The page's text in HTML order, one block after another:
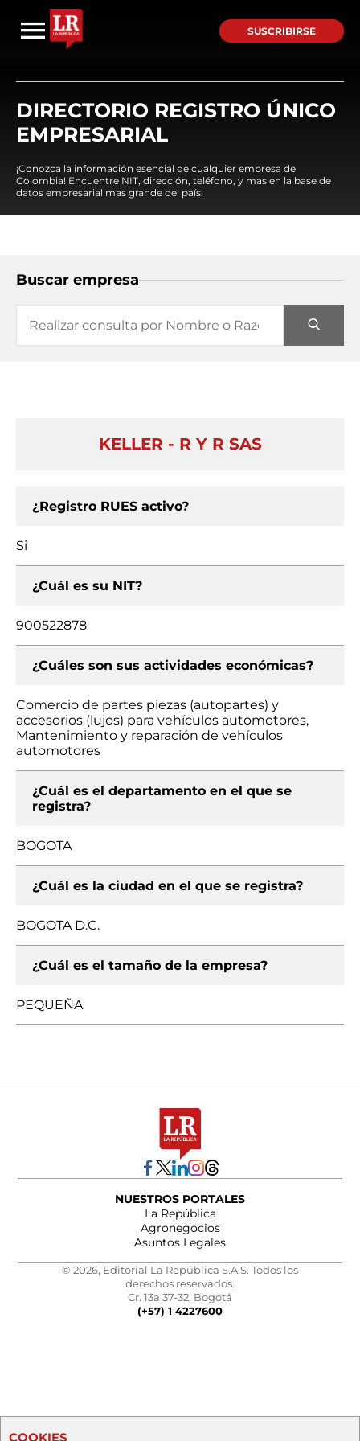
SUSCRIBIRSE
DIRECTORIO REGISTRO ÚNICO
EMPRESARIAL
¡Conozca la información esencial de cualquier empresa de
Colombia! Encuentre NIT, dirección, teléfono, y mas en la base de
datos empresarial mas grande del país.
Buscar empresa
KELLER - R Y R SAS
¿Registro RUES activo?
Si
¿Cuál es su NIT?
900522878
¿Cuáles son sus actividades económicas?
Comercio de partes piezas (autopartes) y
accesorios (lujos) para vehículos automotores,
Mantenimiento y reparación de vehículos
automotores
¿Cuál es el departamento en el que se
registra?
BOGOTA
¿Cuál es la ciudad en el que se registra?
BOGOTA D.C.
¿Cuál es el tamaño de la empresa?
PEQUEÑA
NUESTROS PORTALES
La República
Agronegocios
Asuntos Legales
© 2026, Editorial La República S.A.S. Todos los
derechos reservados.
Cr. 13a 37-32, Bogotá
(+57) 1 4227600
COOKIES